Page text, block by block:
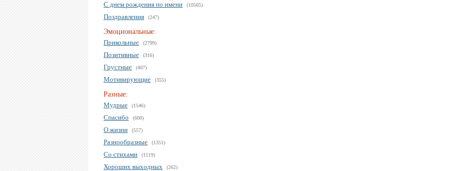
С днем рождения по имени (10565)
Поздравления (247)
Эмоциональные:
Прикольные
(2799)
Позитивные (316)
Грустные (407)
Мотивирующие (355)
Разные:
Мудрые
(1546)
Спасибо (600)
О жизни (557)
Разнообразные (1351)
Со стихами (1119)
Хороших выходных (262)